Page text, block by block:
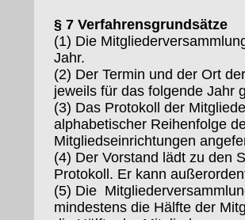
§ 7 Verfahrensgrundsätze
(1) Die
Jahr.
(2) Der Termin und der Ort
jeweils für das folgende Jahr
(3) Das Protokoll der
alphabetischer Reihenfolge
Mitgliedseinrichtungen
(4) Der Vorstand lädt zu den
Protokoll. Er kann
(5) Die
mindestens die Hälfte der